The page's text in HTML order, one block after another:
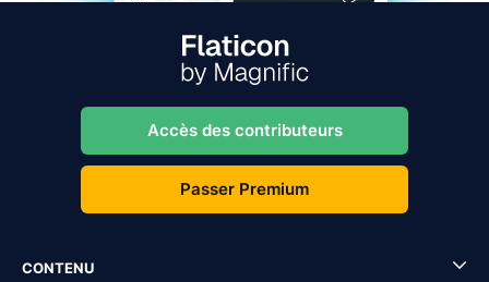
Accès des contributeurs
Passer Premium
CONTENU